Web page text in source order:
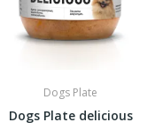
Dogs Plate
Dogs Plate delicious